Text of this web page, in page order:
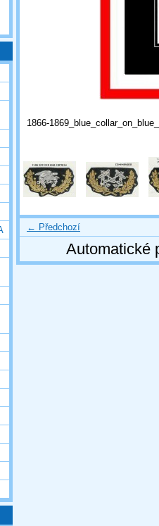
1866-
← Předchozí
Automatické